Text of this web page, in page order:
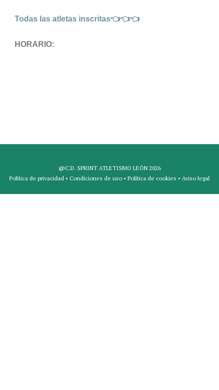
Todas las atletas inscritas👈👈👈
HORARIO:
@C.D. SPRINT ATLETISMO LEÓN 2026
Política de privacidad • Condiciones de uso • Política de cookies • Aviso legal